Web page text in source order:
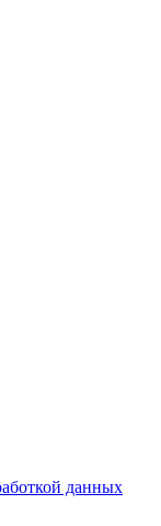
данных